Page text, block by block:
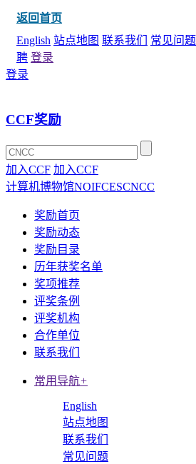
返回首页
English 站点地图 联系我们 常见问题
聘 登录
登录
CCF奖励
加入CCF 加入CCF
计算机博物馆NOIFCESCNCC
奖励首页
奖励动态
奖励目录
历年获奖名单
奖项推荐
评奖条例
评奖机构
合作单位
联系我们
常用导航+
English
站点地图
联系我们
常见问题